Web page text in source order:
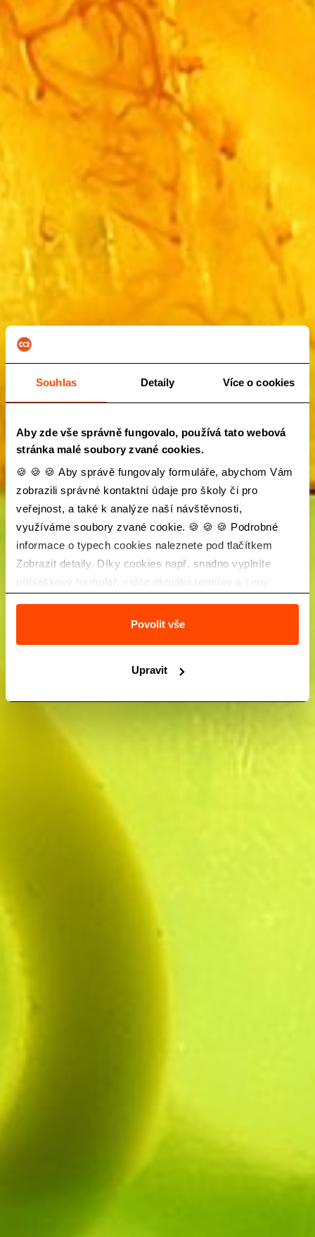
Souhlas Detaily Více o cookies
Aby zde vše správně fungovalo, používá tato webová
stránka malé soubory zvané cookies.
🍪 🍪 🍪 Aby správě fungovaly formuláře, abychom Vám
zobrazili správné kontaktní údaje pro školy či pro
veřejnost, a také k analýze naší návštěvnosti,
využíváme soubory zvané cookie. 🍪 🍪 🍪 Podrobné
informace o typech cookies naleznete pod tlačítkem
Zobrazit detaily. Díky cookies např. snadno vyplníte
přihláškový formulář, vidíte aktuální termíny a ceny
Povolit vše
Upravit